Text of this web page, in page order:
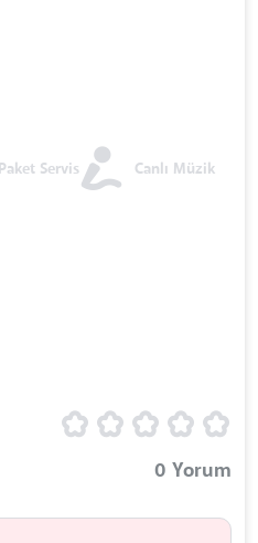
Paket Servis Canlı Müzik
0 Yorum